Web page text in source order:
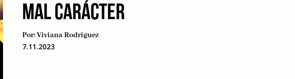
MAL CARÁCTER
Por:Viviana Rodriguez
7.11.2023